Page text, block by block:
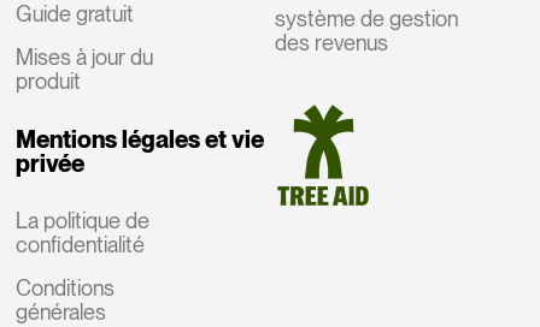
Guide gratuit
Mises à jour du
produit
Mentions légales et vie
privée
La politique de
confidentialité
Conditions
générales
système de gestion
des revenus